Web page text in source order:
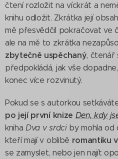
čtení rozložit na víckrát a
knihu odložit. Zkrátka její
mě přesvědčil pokračovat ve
ale na mě to zkrátka
zbytečně uspěchaný, čtenář
předpokládá, jak vše
konec více rozvinutý.
Pokud se s autorkou
po její první knize Den, kdy
knihaDva v srdciby mohla od
kteří mají v oblibě romantiku
se zamyslet, nebo jen najít